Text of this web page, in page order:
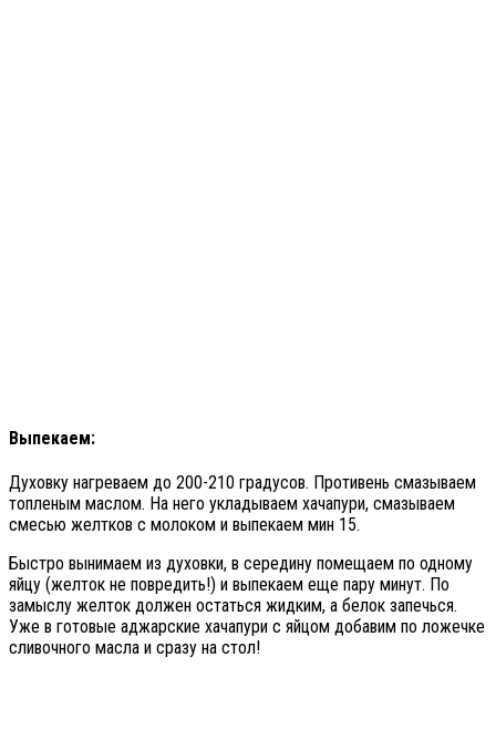
Выпекаем:
Духовку нагреваем до 200-210 градусов. Противень смазываем
топленым маслом. На него укладываем хачапури, смазываем
смесью желтков с молоком и выпекаем мин 15.
Быстро вынимаем из духовки, в середину помещаем по одному
яйцу (желток не повредить!) и выпекаем еще пару минут. По
замыслу желток должен остаться жидким, а белок запечься.
Уже в готовые аджарские хачапури с яйцом добавим по ложечке
сливочного масла и сразу на стол!